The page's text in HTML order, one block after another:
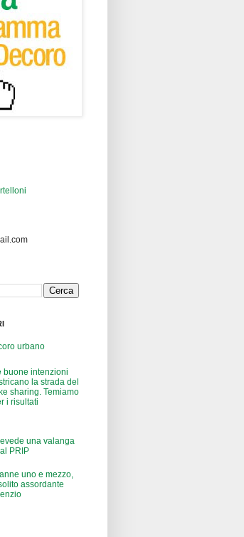
urbano
buone intenzioni
la strada del
sharing. Temiamo
i risultati
una valanga
PRIP
uno e mezzo,
assordante